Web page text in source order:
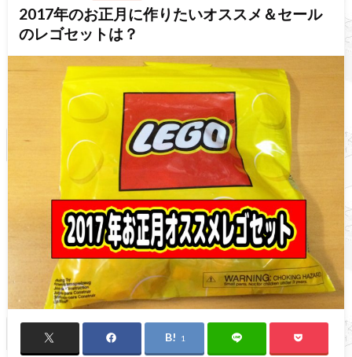
2017年のお正月に作りたいオススメ＆セール
のレゴセットは？
1